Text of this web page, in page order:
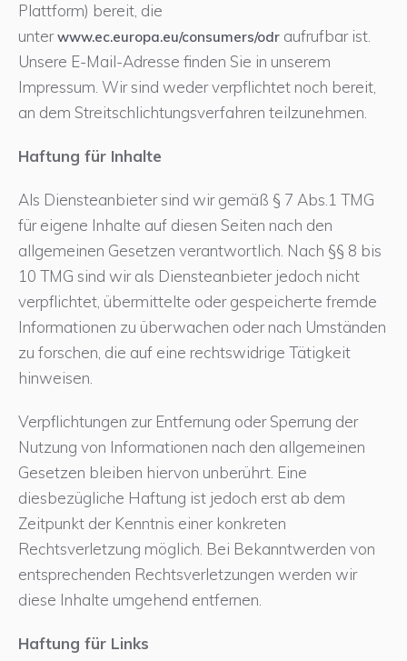
Plattform) bereit, die
unterwww.ec.europa.eu/consumers/odr aufrufbar ist.
Unsere E-Mail-Adresse finden Sie in unserem
Impressum. Wir sind weder verpflichtet noch bereit,
an dem Streitschlichtungsverfahren teilzunehmen.
Haftung für Inhalte
Als Diensteanbieter sind wir gemäß § 7 Abs.1 TMG
für eigene Inhalte auf diesen Seiten nach den
allgemeinen Gesetzen verantwortlich. Nach §§ 8 bis
10 TMG sind wir als Diensteanbieter jedoch nicht
verpflichtet, übermittelte oder gespeicherte fremde
Informationen zu überwachen oder nach Umständen
zu forschen, die auf eine rechtswidrige Tätigkeit
hinweisen.
Verpflichtungen zur Entfernung oder Sperrung der
Nutzung von Informationen nach den allgemeinen
Gesetzen bleiben hiervon unberührt. Eine
diesbezügliche Haftung ist jedoch erst ab dem
Zeitpunkt der Kenntnis einer konkreten
Rechtsverletzung möglich. Bei Bekanntwerden von
entsprechenden Rechtsverletzungen werden wir
diese Inhalte umgehend entfernen.
Haftung für Links